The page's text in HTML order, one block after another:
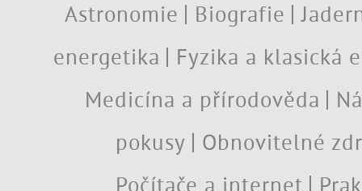
Astronomie Biografie
energetika
Fyzika a klasická
Medicína a přírodověda
pokusy
Obnovitelné
Počítače a internet